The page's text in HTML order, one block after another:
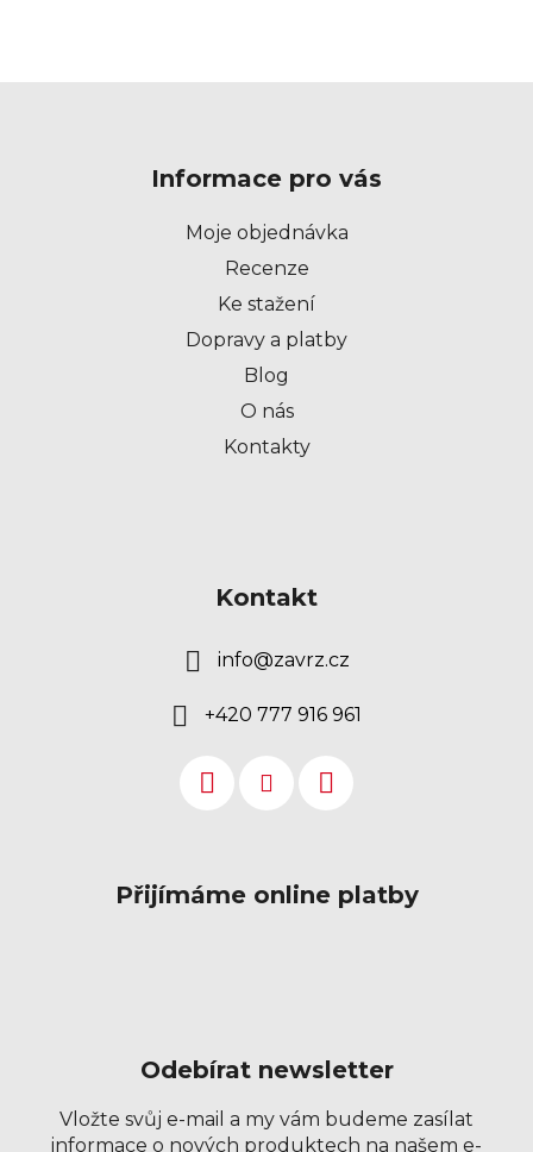
Informace pro vás
Moje objednávka
Recenze
Ke stažení
Dopravy a platby
Blog
O nás
Kontakty
Kontakt
info@zavrz.cz
+420 777 916 961
Přijímáme online platby
Odebírat newsletter
Vložte svůj e-mail a my vám budeme zasílat
informace o nových produktech na našem e-